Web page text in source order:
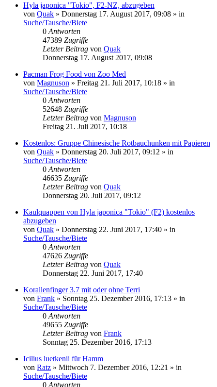
Hyla japonica "Tokio", F2-NZ, abzugeben
von Quak » Donnerstag 17. August 2017, 09:08 » in
Suche/Tausche/Biete
0 Antworten
47389 Zugriffe
Letzter Beitrag von Quak
Donnerstag 17. August 2017, 09:08
Pacman Frog Food von Zoo Med
von Magnuson » Freitag 21. Juli 2017, 10:18 » in
Suche/Tausche/Biete
0 Antworten
52648 Zugriffe
Letzter Beitrag von Magnuson
Freitag 21. Juli 2017, 10:18
Kostenlos: Gruppe Chinesische Rotbauchunken mit Papieren
von Quak » Donnerstag 20. Juli 2017, 09:12 » in
Suche/Tausche/Biete
0 Antworten
46635 Zugriffe
Letzter Beitrag von Quak
Donnerstag 20. Juli 2017, 09:12
Kaulquappen von Hyla japonica "Tokio" (F2) kostenlos
abzugeben
von Quak » Donnerstag 22. Juni 2017, 17:40 » in
Suche/Tausche/Biete
0 Antworten
47626 Zugriffe
Letzter Beitrag von Quak
Donnerstag 22. Juni 2017, 17:40
Korallenfinger 3.7 mit oder ohne Terri
von Frank » Sonntag 25. Dezember 2016, 17:13 » in
Suche/Tausche/Biete
0 Antworten
49655 Zugriffe
Letzter Beitrag von Frank
Sonntag 25. Dezember 2016, 17:13
Icilius luetkenii für Hamm
von Ratz » Mittwoch 7. Dezember 2016, 12:21 » in
Suche/Tausche/Biete
0 Antworten